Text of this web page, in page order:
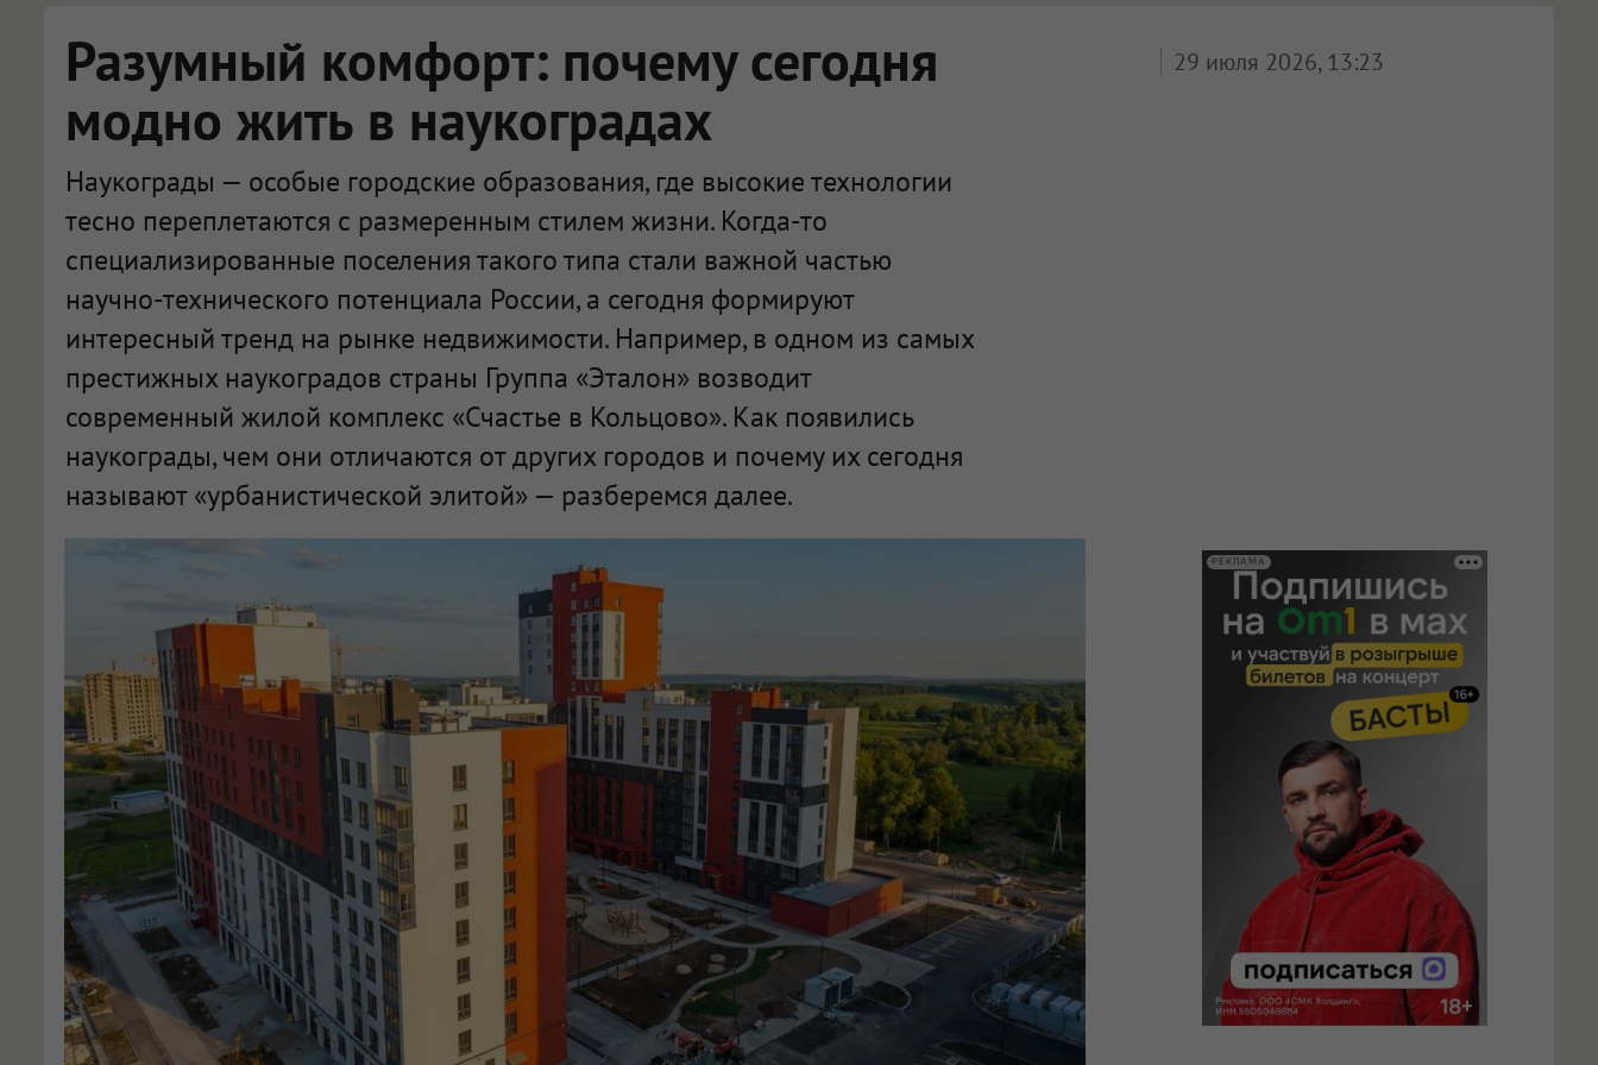
Разумный комфорт: почему сегодня
модно жить в наукоградах
Наукограды — особые городские образования, где высокие технологии
тесно переплетаются с размеренным стилем жизни. Когда-то
специализированные поселения такого типа стали важной частью
научно-технического потенциала России, а сегодня формируют
интересный тренд на рынке недвижимости. Например, в одном из самых
престижных наукоградов страны Группа «Эталон» возводит
современный жилой комплекс «Счастье в Кольцово». Как появились
наукограды, чем они отличаются от других городов и почему их сегодня
называют «урбанистической элитой» — разберемся далее.
29 июля 2026, 13:23
РЕКЛАМА